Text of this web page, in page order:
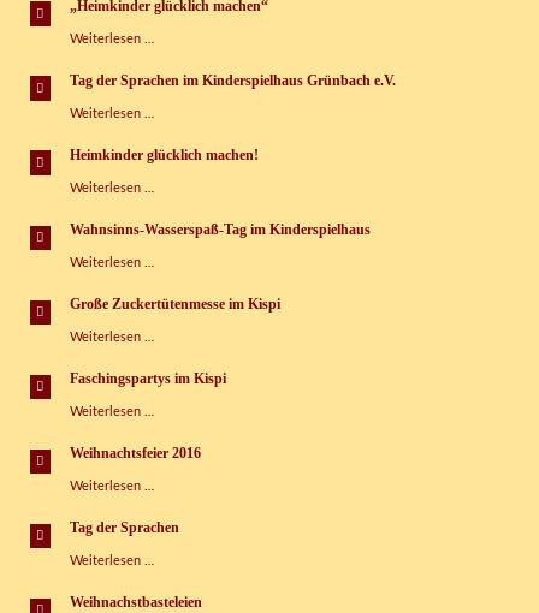
„Heimkinder glücklich machen“
Weiterlesen …
machen“
Tag der Sprachen im Kinderspielhaus Grünbach e.V.
Weiterlesen …
Sprachen
Kinderspielhaus
e.V.
Heimkinder glücklich machen!
Weiterlesen …
machen!
Wahnsinns-Wasserspaß-Tag im Kinderspielhaus
Weiterlesen …
Tag
Kinderspielhaus
Große Zuckertütenmesse im Kispi
Weiterlesen …
im
Faschingspartys im Kispi
Weiterlesen …
Kispi
Weihnachtsfeier 2016
Weiterlesen …
Tag der Sprachen
Weiterlesen …
Sprachen
Weihnachstbasteleien